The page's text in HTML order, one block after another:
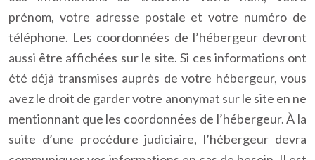
prénom, votre adresse postale et votre numéro de
téléphone. Les coordonnées de l’hébergeur devront
aussi être affichées sur le site. Si ces informations ont
été déjà transmises auprès de votre hébergeur, vous
avez le droit de garder votre anonymat sur le site en ne
mentionnant que les coordonnées de l’hébergeur. À la
suite d’une procédure judiciaire, l’hébergeur devra